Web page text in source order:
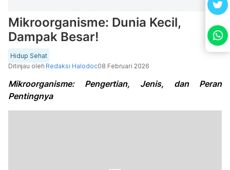
Mikroorganisme: Dunia Kecil,
Dampak Besar!
Hidup Sehat
Ditinjau oleh Redaksi Halodoc08 Februari 2026
Mikroorganisme: Pengertian, Jenis, dan Peran
Pentingnya